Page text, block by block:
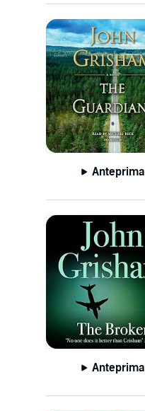
Anteprima
Anteprima